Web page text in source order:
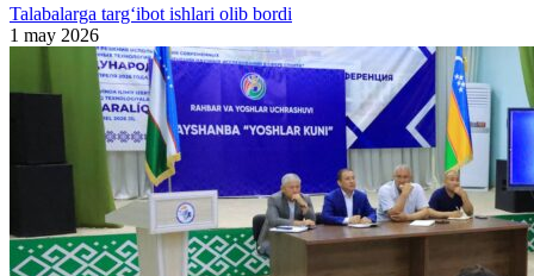
Talabalarga targ‘ibot ishlari olib bordi
1 may 2026